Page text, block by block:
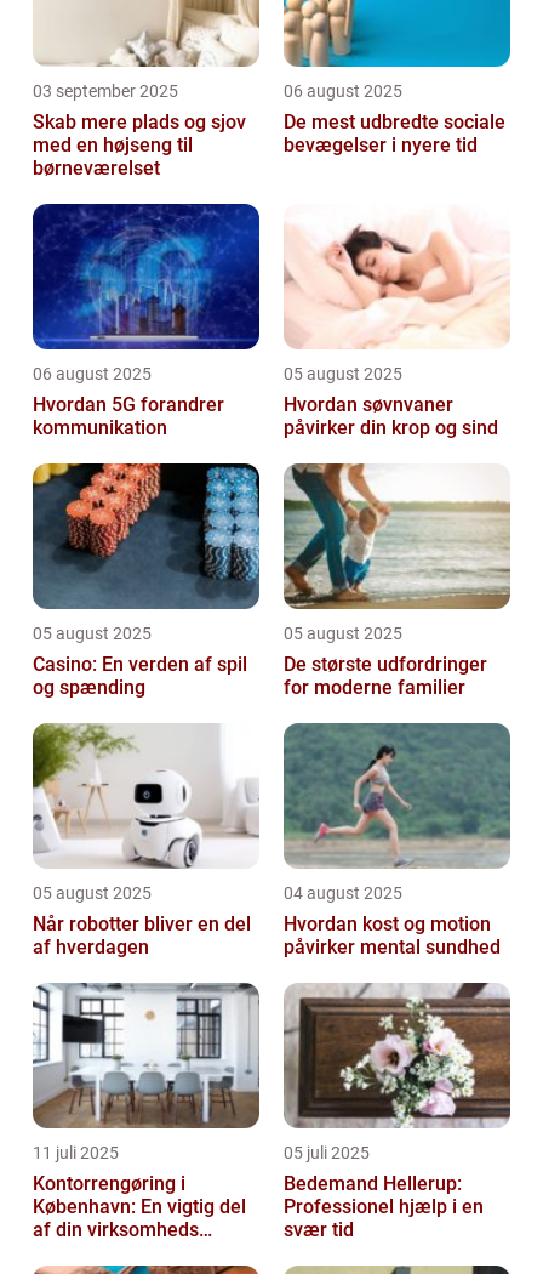
03 september 2025
Skab mere plads og sjov
med en højseng til
børneværelset
06 august 2025
De mest udbredte sociale
bevægelser i nyere tid
06 august 2025
Hvordan 5G forandrer
kommunikation
05 august 2025
Hvordan søvnvaner
påvirker din krop og sind
05 august 2025
Casino: En verden af spil
og spænding
05 august 2025
De største udfordringer
for moderne familier
05 august 2025
Når robotter bliver en del
af hverdagen
04 august 2025
Hvordan kost og motion
påvirker mental sundhed
11 juli 2025
Kontorrengøring i
København: En vigtig del
af din virksomheds
05 juli 2025
Bedemand Hellerup:
Professionel hjælp i en
svær tid